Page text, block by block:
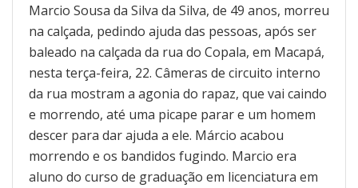
Marcio Sousa da Silva da Silva, de 49 anos, morreu
na calçada, pedindo ajuda das pessoas, após ser
baleado na calçada da rua do Copala, em Macapá,
nesta terça-feira, 22. Câmeras de circuito interno
da rua mostram a agonia do rapaz, que vai caindo
e morrendo, até uma picape parar e um homem
descer para dar ajuda a ele. Márcio acabou
morrendo e os bandidos fugindo. Marcio era
aluno do curso de graduação em licenciatura em